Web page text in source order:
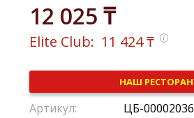
12 025 ₸
Elite Club: 11 424₸
НАШ РЕСТОРАН
Артикул:
ЦБ-00002036